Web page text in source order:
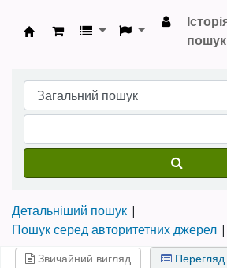
Бібліотека НТШ ›
Детальніший пошук
Пошук серед авторитетних джерел
Звичайний вигляд